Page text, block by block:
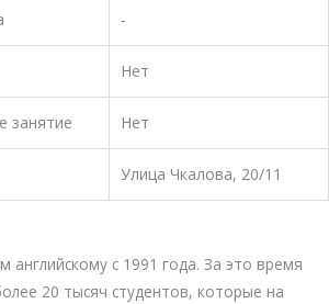
-
Нет
занятие Нет
Улица Чкалова, 20/11
английскому с 1991 года. За это время
20 тысяч студентов, которые на